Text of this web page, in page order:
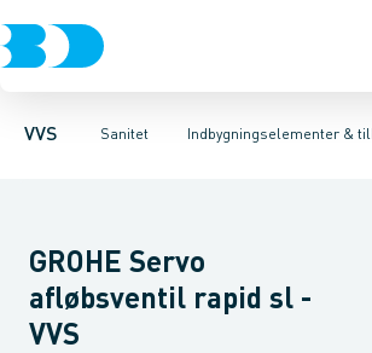
VVS Sanitet
Rør & fittingsPressfittings & rør
Indbygningselementer &
Toiletter, sæder og cisternerVaske
Høje Indbygnings elementerLave
GROHE Servo
afløbsventil rapid sl -
VVS